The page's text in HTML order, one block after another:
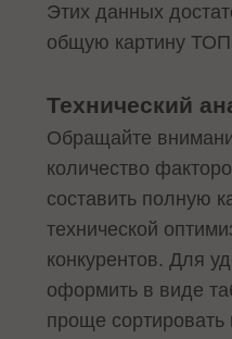
Этих данных
общую картину
Технический
Обращайте
количество
составить полную
технической
конкурентов. Для
оформить в виде
проще сортировать